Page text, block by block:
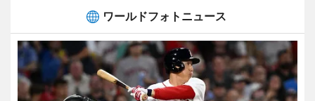
ワールドフォトニュース